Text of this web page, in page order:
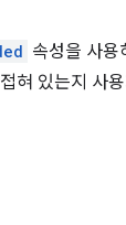
속성을 사용
혀 있는지 사